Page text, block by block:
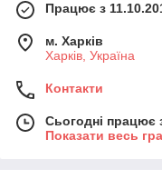
Працює з
м. Харків
Харків, Україна
Контакти
Сьогодні працює
Показати весь